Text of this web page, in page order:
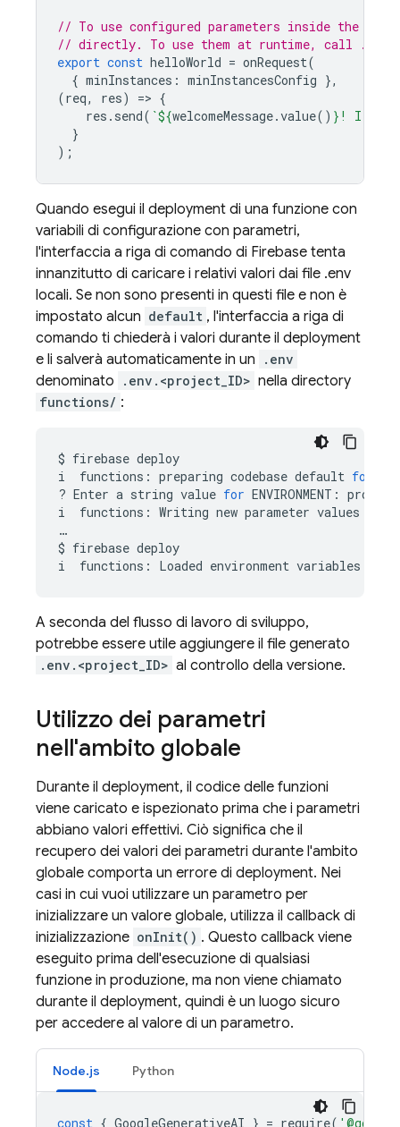
// To use configured parameters inside the
// directly. To use them at runtime, call
export const helloWorld = onRequest(
{ minInstances : minInstancesConfig },
(req, res) => {
res . send( `${welcomeMessage.value() } ! I am
}
);
Quando esegui il deployment di una funzione con
variabili di configurazione con parametri,
l'interfaccia a riga di comando di Firebase tenta
innanzitutto di caricare i relativi valori dai file .env
locali. Se non sono presenti in questi file e non è
impostato alcun default , l'interfaccia a riga di
comando ti chiederà i valori durante il deployment
e li salverà automaticamente in un
.env
denominato .env.<project_ID> nella directory
functions/ :
$ firebase deploy
i
functions: preparing codebase default for
? Enter a string value for ENVIRONMENT: prod
i
functions: Writing new parameter values
…
$ firebase deploy
i
functions: Loaded environment variables
A seconda del flusso di lavoro di sviluppo,
potrebbe essere utile aggiungere il file generato
.env.<project_ID> al controllo della versione.
Utilizzo dei parametri
nell'ambito globale
Durante il deployment, il codice delle funzioni
viene caricato e ispezionato prima che i parametri
abbiano valori effettivi. Ciò significa che il
recupero dei valori dei parametri durante l'ambito
globale comporta un errore di deployment. Nei
casi in cui vuoi utilizzare un parametro per
inizializzare un valore globale, utilizza il callback di
inizializzazione onInit() . Questo callback viene
eseguito prima dell'esecuzione di qualsiasi
funzione in produzione, ma non viene chiamato
durante il deployment, quindi è un luogo sicuro
per accedere al valore di un parametro.
Node.js Python
const { GoogleGenerativeAI } = require(